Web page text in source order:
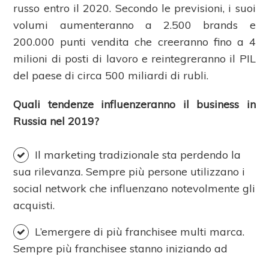
russo entro il 2020. Secondo le previsioni, i suoi
volumi aumenteranno a 2.500 brands e
200.000 punti vendita che creeranno fino a 4
milioni di posti di lavoro e reintegreranno il PIL
del paese di circa 500 miliardi di rubli.
Quali tendenze influenzeranno il business in
Russia nel 2019?
Il marketing tradizionale sta perdendo la
sua rilevanza. Sempre più persone utilizzano i
social network che influenzano notevolmente gli
acquisti.
L’emergere di più franchisee multi marca.
Sempre più franchisee stanno iniziando ad